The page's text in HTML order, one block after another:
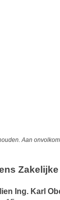
Aan
Ing. Karl